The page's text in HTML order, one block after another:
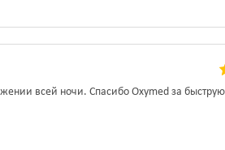
всей ночи. Спасибо Oxymed за